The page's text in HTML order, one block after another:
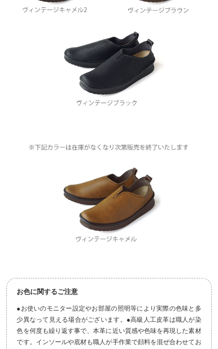
お色に関するご注意
●お使いのモニター設定やお部屋の照明等により実際の色味と多
少異なって見える場合がございます。●高級人工皮革は職人が染
色を何度も繰り返す事で、本革に近い質感や色味を再現した素材
です。インソールや底材も職人が手作業で顔料を混ぜ合わせてお